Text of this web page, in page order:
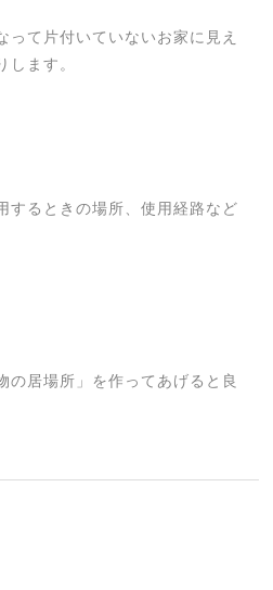
って片付いていないお家に見え
します。
するときの場所、使用経路など
の居場所」を作ってあげると良